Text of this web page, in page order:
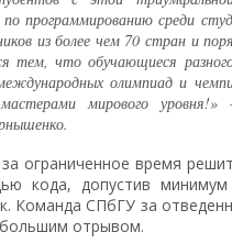
программированию среди
из более чем 70 стран и
тем, что обучающиеся
олимпиад и
мирового уровня!»
ограниченное время
кода, допустив
Команда СПбГУ за
большим отрывом.